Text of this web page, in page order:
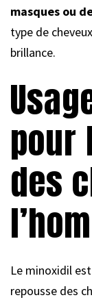
masques ou
type de
brillance.
pour
des
Le minoxidil
repousse des